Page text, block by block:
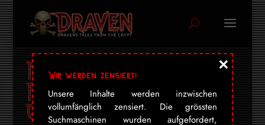
Mologic: Wenn
Philanthropie das
Geschäftsmodell ist
Wir werden zensiert!
Unsere Inhalte werden inzwischen
vollumfänglich zensiert. Die grössten
Suchmaschinen wurden aufgefordert,
×